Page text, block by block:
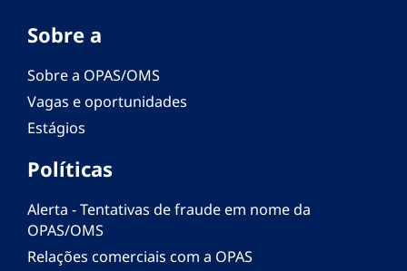
Sobre a
Sobre a OPAS/OMS
Vagas e oportunidades
Estágios
Políticas
Alerta - Tentativas de fraude em nome da
OPAS/OMS
Relações comerciais com a OPAS